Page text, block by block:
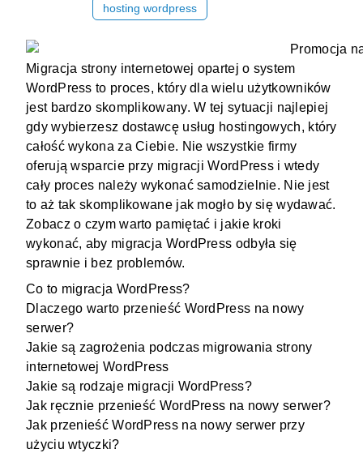
hosting wordpress
Migracja strony internetowej opartej o system
WordPress to proces, który dla wielu użytkowników
jest bardzo skomplikowany. W tej sytuacji najlepiej
gdy wybierzesz dostawcę usług hostingowych, który
całość wykona za Ciebie. Nie wszystkie firmy
oferują wsparcie przy migracji WordPress i wtedy
cały proces należy wykonać samodzielnie. Nie jest
to aż tak skomplikowane jak mogło by się wydawać.
Zobacz o czym warto pamiętać i jakie kroki
wykonać, aby migracja WordPress odbyła się
sprawnie i bez problemów.
Co to migracja WordPress?
Dlaczego warto przenieść WordPress na nowy
serwer?
Jakie są zagrożenia podczas migrowania strony
internetowej WordPress
Jakie są rodzaje migracji WordPress?
Jak ręcznie przenieść WordPress na nowy serwer?
Jak przenieść WordPress na nowy serwer przy
użyciu wtyczki?